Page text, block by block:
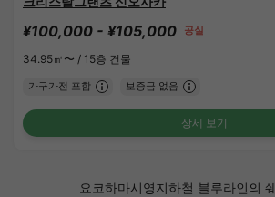
¥100,000 - ¥105,000 공실
34.95㎡〜 / 15층 건물
가구가전 포함 보증금 없음
상세 보기
요코하마시영지하철 블루라인의